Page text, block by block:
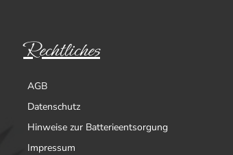
Rechtliches
AGB
Datenschutz
Hinweise zur Batterieentsorgung
Impressum